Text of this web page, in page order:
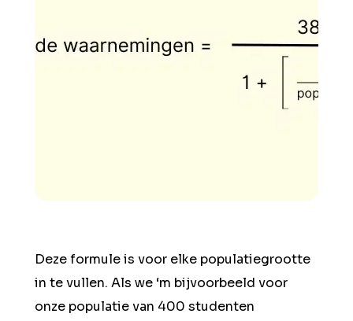
Deze formule is voor elke populatiegrootte
in te vullen. Als we ‘m bijvoorbeeld voor
onze populatie van 400 studenten